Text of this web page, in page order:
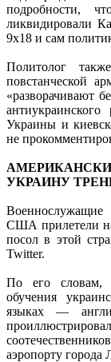
подробности,
ликвидировали
9х18 и сам
Политолог
повстанческой
«разворачивают
Украины и
не
УКРАИНУ
Военнослужащие
США прилетели
посол в этой
Twitter.
По его словам,
обучения
языках —
аэропорту города